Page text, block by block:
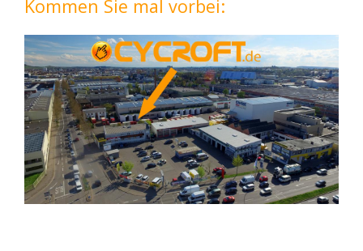
Kommen Sie mal vorbei: